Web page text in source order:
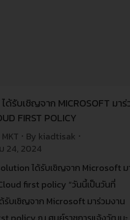
ได้รับเชิญจาก MICROSOFT มา
FIRST POLICY
MKT By kiadtisak
24, 2024
ได้รับเชิญจาก Microsoft ม
first policy “วันนี้เป็นวันที่
รับเชิญจาก Microsoft มาร่วมงาน